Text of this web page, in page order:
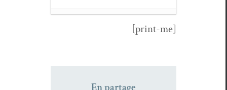
Le rôle de la doc­u­
[print-me]
En partage